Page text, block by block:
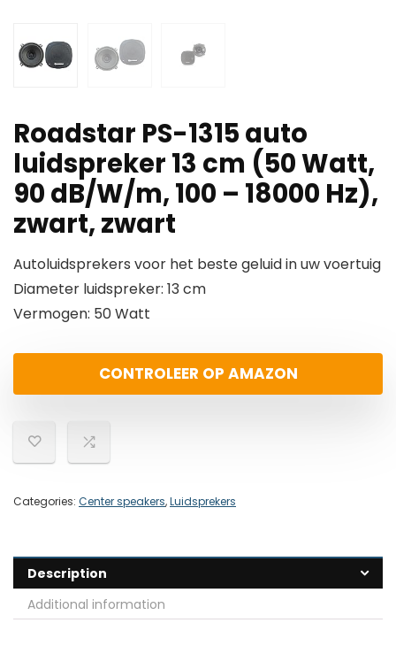
Roadstar PS-1315 auto
luidspreker 13 cm (50 Watt,
90 dB/W/m, 100 – 18000 Hz),
zwart, zwart
Autoluidsprekers voor het beste geluid in uw voertuig
Diameter luidspreker: 13 cm
Vermogen: 50 Watt
CONTROLEER OP AMAZON
Categories: Center speakers,Luidsprekers
Description
Additional information